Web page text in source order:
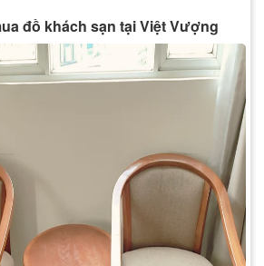
đồ khách sạn tại Việt Vượng